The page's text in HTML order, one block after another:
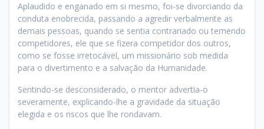
Aplaudido e enganado em si mesmo, foi-se divorciando da
conduta enobrecida, passando a agredir verbalmente as
demais pessoas, quando se sentia contrariado ou temendo
competidores, ele que se fizera competidor dos outros,
como se fosse irretocável, um missionário sob medida
para o divertimento e a salvação da Humanidade.
Sentindo-se desconsiderado, o mentor advertia-o
severamente, explicando-lhe a gravidade da situação
elegida e os riscos que lhe rondavam.